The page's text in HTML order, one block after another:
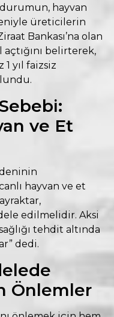
hayvan
üreticilerin
Bankası’na olan
belirterek,
yıl faizsiz
ve Et
hayvan ve et
edilmelidir. Aksi
tehdit altında
dedi.
Önlemler